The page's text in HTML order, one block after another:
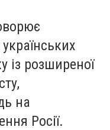
із розширеної
на
Росії.